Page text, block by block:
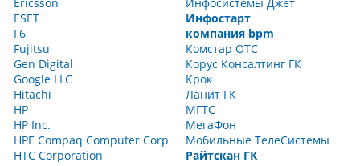
ESET
F6
Fujitsu
Gen Digital
Google LLC
Hitachi
HP
HP Inc.
HPE Compaq Computer Corp
HTC Corporation
Инфостарт
компания bpm
Комстар ОТС
Корус Консалтинг ГК
Крок
Ланит ГК
МГТС
МегаФон
Мобильные ТелеСистемы
Райтскан ГК